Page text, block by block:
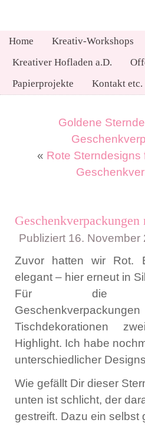
Home Kreativ-Workshops
Kreativer Hofladen a.D.
Papierprojekte
Kontakt etc.
Goldene
« Rote Sterndesigns
Publiziert 16. November
Zuvor hatten wir Rot.
elegant – hier erneut in
Für die
Tischdekorationen
Highlight. Ich habe
unterschiedlicher
Wie gefällt Dir dieser
unten ist schlicht, der
gestreift. Dazu ein selbst